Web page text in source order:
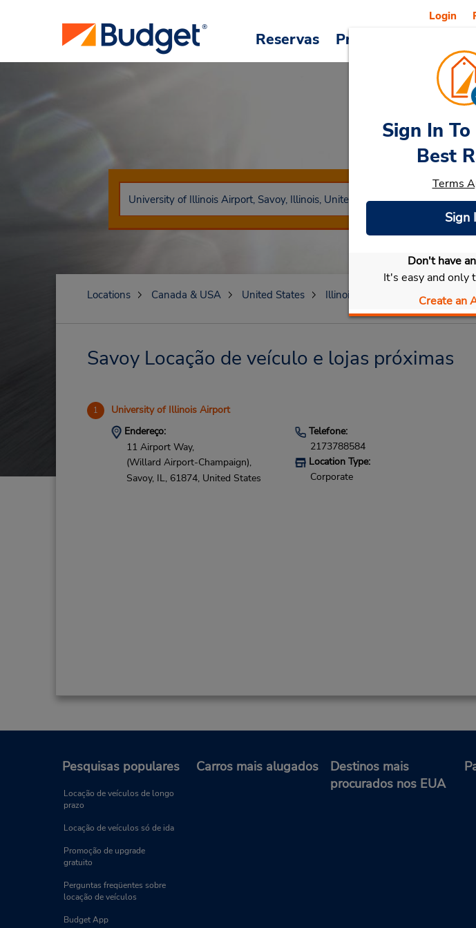
Reservas Promoções
Login
Car
Selecionar
Sign In
Best
Terms
Sign
Don't have
It's easy and only
Create an
Locations Canada & USA United States Illinois
Savoy Locação de veículo e lojas próximas
1 University of Illinois Airport
Endereço:
11 Airport Way,
(Willard Airport-Champaign),
Savoy, IL, 61874, United States
Telefone:
2173788584
Location Type:
Corporate
Pesquisas populares
Locação de veículos de longo
prazo
Locação de veículos só de ida
Promoção de upgrade
gratuito
Perguntas freqüentes sobre
locação de veículos
Budget App
Carros mais alugados
Destinos mais
procurados nos EUA